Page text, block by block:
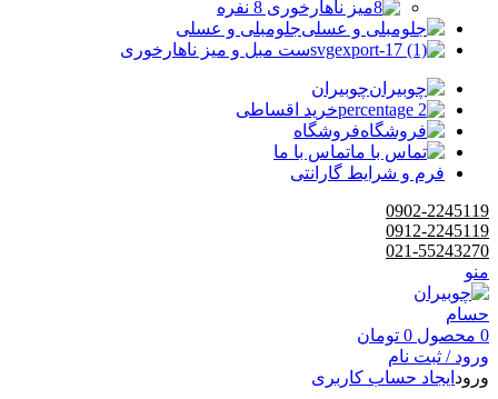
میز ناهارخوری 8 نفره
جلومبلی و عسلی
ست مبل و میز ناهارخوری
چوبیران
خرید اقساطی
فروشگاه
تماس با ما
فرم و شرایط گارانتی
0902-2245119
0912-2245119
021-55243270
منو
0 محصول 0 تومان
ورود / ثبت نام
ورود ایجاد حساب کاربری